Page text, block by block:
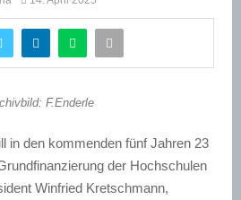
F.Enderle
in den kommenden fünf Jahren 23
der Hochschulen
Winfried Kretschmann,